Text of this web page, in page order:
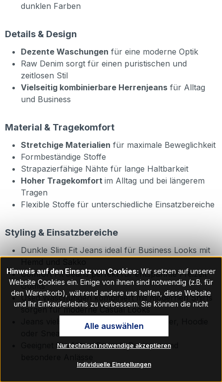
dunklen Farben
Details & Design
Dezente Waschungen für eine moderne Optik
Raw Denim sorgt für einen puristischen und
zeitlosen Stil
Vielseitig kombinierbare Herrenjeans für Alltag
und Business
Material & Tragekomfort
Stretchige Materialien für maximale Beweglichkeit
Formbeständige Stoffe
Strapazierfähige Nähte für lange Haltbarkeit
Hoher Tragekomfort im Alltag und bei längerem
Tragen
Flexible Stoffe für unterschiedliche Einsatzbereiche
Styling & Einsatzbereiche
Dunkle Slim Fit Jeans ideal für Business Looks mit
Comfort Fit Jeans perfekt für entspannte Freizeit
Outfits
Used Waschungen kombiniert mit modernen Shirts
sorgen für moderne Casual Looks
Jeans vielseitig kombinierbar mit Pullover, Hoodie
Geeignet für Alltag, Freizeit, Business und
Hinweis auf den Einsatz von Cookies: Wir setzen auf unserer
Website Cookies ein. Einige von ihnen sind notwendig (z.B. für
den Warenkorb), während andere uns helfen, diese Website
und Ihr Einkauferlebnis zu verbessern. Sie können die nicht
notwendigen Cookies mit Klick auf „OK“ akzeptieren oder per
Klick auf "Nur technisch notwendige akzeptieren" ablehnen. Den
Zugang zu den Cookie-Einstellungen finden Sie im Fußbereich
unserer Website im Menüpunkt „Informationen“. Dort können Sie
Hinweis auf Verarbeitung Ihrer auf dieser Webseite erhobenen
Nur technisch notwendige akzeptieren
Individuelle Einstellungen
Alle auswählen